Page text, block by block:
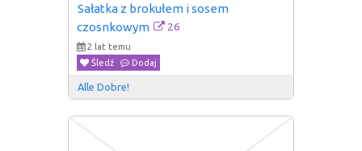
Sałatka z brokułem i sosem
czosnkowym
26
2 lat temu
Śledź
Dodaj
Alle Dobre!